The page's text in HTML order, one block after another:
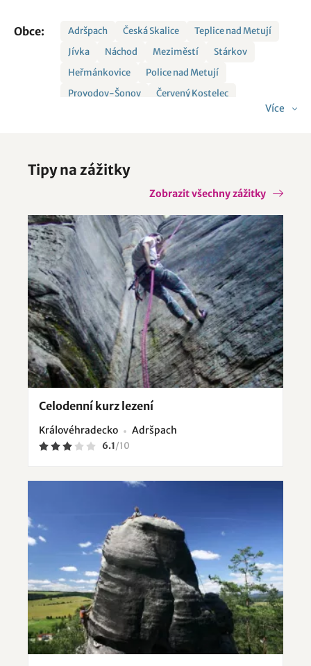
Obce: Adršpach Česká Skalice
Teplice nad Metují
Jívka
Náchod Meziměstí
Stárkov
Heřmánkovice
Police nad Metují
Provodov-Šonov
Červený Kostelec
Více
Tipy na zážitky
Zobrazit všechny zážitky
Celodenní kurz lezení
Královéhradecko Adršpach
6.1/10